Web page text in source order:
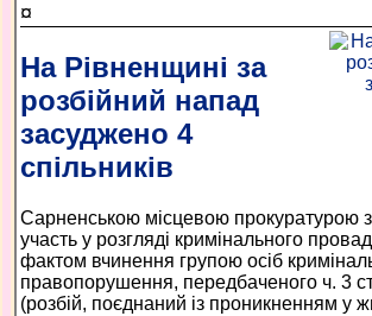
¤
На Рівненщині за
розбійний напад
засуджено 4
спільників
Сарненською місцевою прокуратурою
участь у розгляді кримінального
фактом вчинення групою осіб
правопорушення, передбаченого ч. 3
(розбій, поєднаний із проникненням у